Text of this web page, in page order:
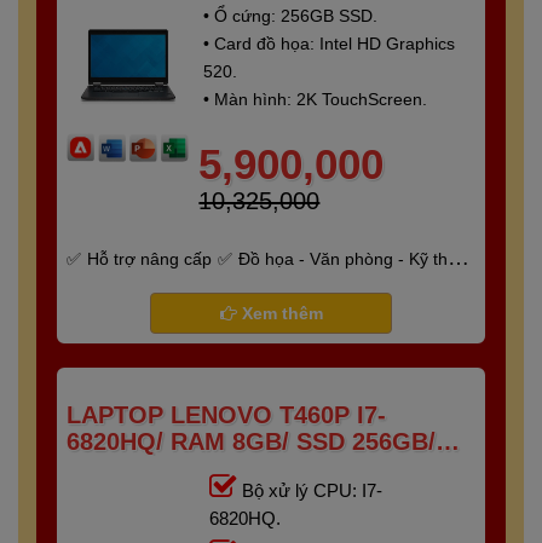
• Ổ cứng: 256GB SSD.
• Card đồ họa: Intel HD Graphics
520.
• Màn hình: 2K TouchScreen.
5,900,000
10,325,000
Hỗ trợ nâng cấp
Đồ họa - Văn phòng - Kỹ thuật
Bảo hành 6 tháng
Xem thêm
LAPTOP LENOVO T460P I7-
6820HQ/ RAM 8GB/ SSD 256GB/
Bộ xử lý CPU: I7-
6820HQ.